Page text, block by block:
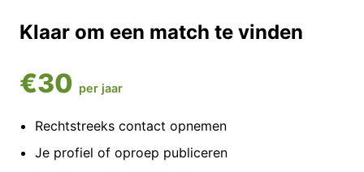
Klaar om een match te vinden
€30 per jaar
Rechtstreeks contact opnemen
Je profiel of oproep publiceren